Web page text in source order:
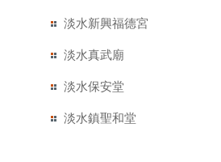
淡水新興福德宮
淡水真武廟
淡水保安堂
淡水鎮聖和堂